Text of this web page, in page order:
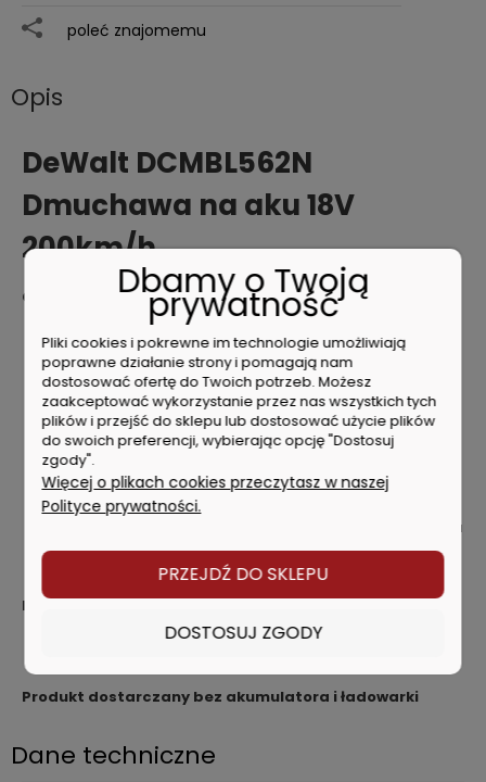
poleć znajomemu
Opis
DeWalt DCMBL562N
Dmuchawa na aku 18V
200km/h
Charakterystyka produktu:
Mocny silnik bezszczotkowy zapewniający maksymalną
wydajność w m? / min i km / h przy różnych
zastosowaniach. Zwiększona liczba kilometrów na
godzinę dzięki koncentratorowi do ukierunkowanych
zastosowań.
Odpowiednio rozłożony ciężar zapewnia wygodę
użytkowania i maksymalną zwrotność. Wyzwalacz
,,tempomatu" do blokowania prędkości w określonych
zastosowaniach
Koncentrator ,,Aerospike" Skupia strumień powietrza dla
większej prędkości do 200 km / h. Wybierz odpowiednią
wydajność do każdego zadania
Dane techniczne:
Napięcie akumulatora 18 V
Produkt dostarczany bez akumulatora i ładowarki
Dane techniczne
Dbamy o Twoją
prywatność
Pliki cookies i pokrewne im technologie umożliwiają
poprawne działanie strony i pomagają nam
dostosować ofertę do Twoich potrzeb. Możesz
zaakceptować wykorzystanie przez nas wszystkich tych
plików i przejść do sklepu lub dostosować użycie plików
do swoich preferencji, wybierając opcję "Dostosuj
zgody".
Więcej o plikach cookies przeczytasz w naszej
Polityce prywatności.
PRZEJDŹ DO SKLEPU
DOSTOSUJ ZGODY